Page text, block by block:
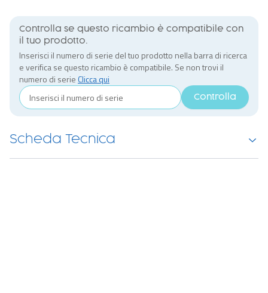
Controlla se questo ricambio è compatibile con
il tuo prodotto.
Inserisci il numero di serie del tuo prodotto nella barra di ricerca
e verifica se questo ricambio è compatibile. Se non trovi il
numero di serie Clicca qui
Controlla
Scheda Tecnica